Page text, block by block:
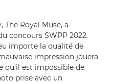
Royal Muse, a
concours SWPP 2022.
importe la qualité de
impression jouera
qu'il est impossible de
prise avec un